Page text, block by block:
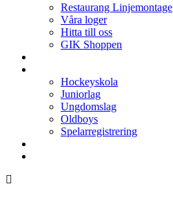
Restaurang Linjemontage
Våra loger
Hitta till oss
GIK Shoppen
Hockeyskola
Juniorlag
Ungdomslag
Oldboys
Spelarregistrering